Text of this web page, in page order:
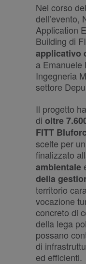
Nel corso
dell’evento,
Application
Building di
applicativo
a Emanuele
Ingegneria
settore
Il progetto
di oltre
FITT
scelte per
finalizzato
ambientale
della
territorio
vocazione
concreto di
della lega
possano
di
ed efficienti.